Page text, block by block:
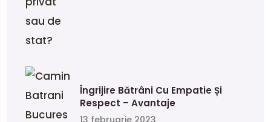
Îngrijire Bătrâni Cu Empatie Și
Respect – Avantaje
13 februarie 2023